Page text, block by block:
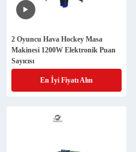
2 Oyuncu Hava Hockey Masa
Makinesi 1200W Elektronik Puan
Sayıcısı
En İyi Fiyatı Alın